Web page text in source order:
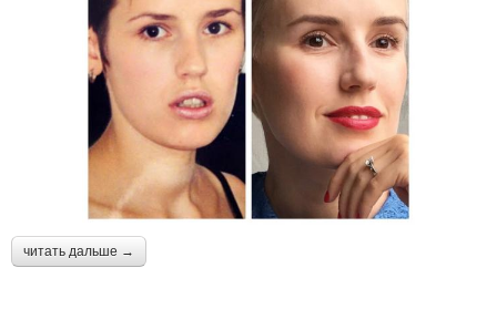
читать дальше →